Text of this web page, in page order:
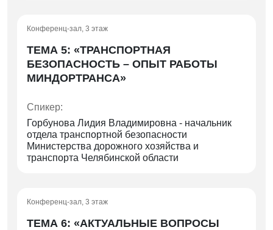
Конференц-зал, 3 этаж
ТЕМА 5: «ТРАНСПОРТНАЯ
БЕЗОПАСНОСТЬ – ОПЫТ РАБОТЫ
МИНДОРТРАНСА»
Спикер:
Горбунова Лидия Владимировна - начальник
отдела транспортной безопасности
Министерства дорожного хозяйства и
транспорта Челябинской области
Конференц-зал, 3 этаж
ТЕМА 6: «АКТУАЛЬНЫЕ ВОПРОСЫ